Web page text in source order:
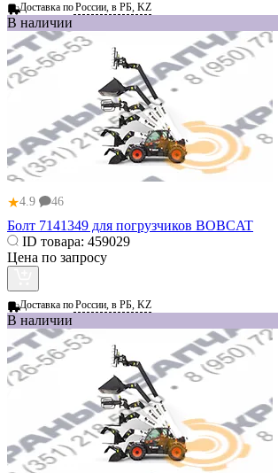
Доставка поРоссии, в РБ, KZ
В наличии
★4.9 46
Болт 7141349 для погрузчиков BOBCAT
ID товара: 459029
Цена по запросу
Доставка поРоссии, в РБ, KZ
В наличии